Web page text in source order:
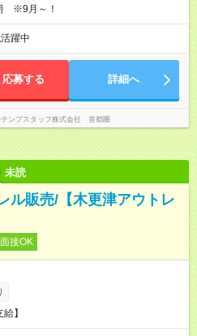
※9月～！
躍中
応募する 詳細へ
テンプスタッフ株式会社 首都圏
未読
ル販売/【木更津アウトレ
接OK
】